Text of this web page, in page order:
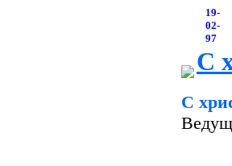
19-
02-
97
С
C